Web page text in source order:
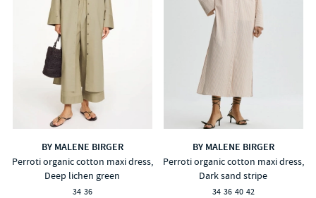
BY MALENE BIRGER
Perroti organic cotton maxi dress,
Deep lichen green
34 36
BY MALENE BIRGER
Perroti organic cotton maxi dress,
Dark sand stripe
34 36 40 42